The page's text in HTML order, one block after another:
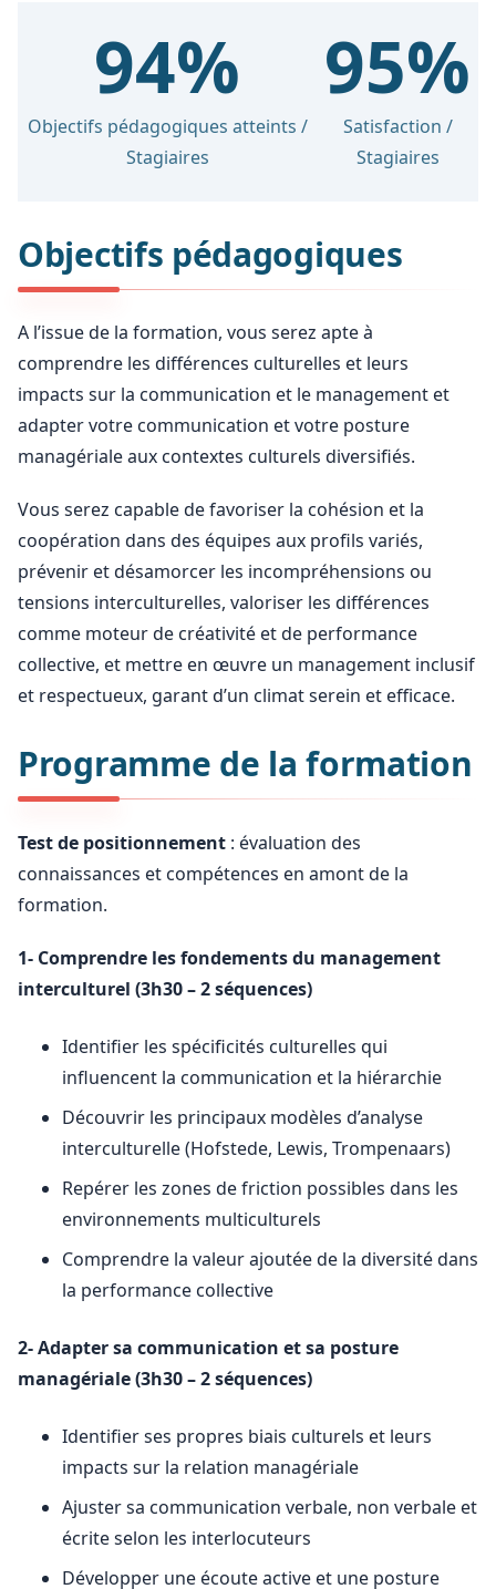
94%
Objectifs pédagogiques atteints /
Stagiaires
95%
Satisfaction /
Stagiaires
Objectifs pédagogiques
A l’issue de la formation, vous serez apte à
comprendre les différences culturelles et leurs
impacts sur la communication et le management et
adapter votre communication et votre posture
managériale aux contextes culturels diversifiés.
Vous serez capable de favoriser la cohésion et la
coopération dans des équipes aux profils variés,
prévenir et désamorcer les incompréhensions ou
tensions interculturelles, valoriser les différences
comme moteur de créativité et de performance
collective, et mettre en œuvre un management inclusif
et respectueux, garant d’un climat serein et efficace.
Programme de la formation
Test de positionnement : évaluation des
connaissances et compétences en amont de la
formation.
1- Comprendre les fondements du management
interculturel (3h30 – 2 séquences)
Identifier les spécificités culturelles qui
influencent la communication et la hiérarchie
Découvrir les principaux modèles d’analyse
interculturelle (Hofstede, Lewis, Trompenaars)
Repérer les zones de friction possibles dans les
environnements multiculturels
Comprendre la valeur ajoutée de la diversité dans
la performance collective
2- Adapter sa communication et sa posture
managériale (3h30 – 2 séquences)
Identifier ses propres biais culturels et leurs
impacts sur la relation managériale
Ajuster sa communication verbale, non verbale et
écrite selon les interlocuteurs
Développer une écoute active et une posture